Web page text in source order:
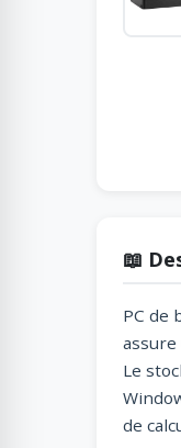
📖
PC de
Le
de